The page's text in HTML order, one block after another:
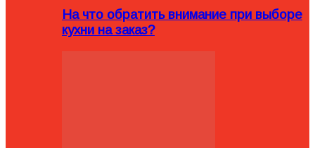
На что обратить внимание при выборе
кухни на заказ?